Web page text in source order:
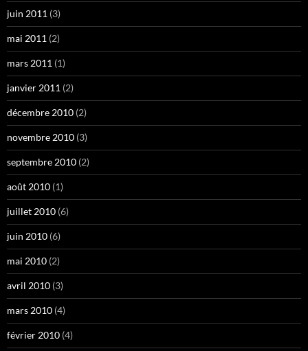
juin 2011 (3)
mai 2011 (2)
mars 2011 (1)
janvier 2011 (2)
décembre 2010 (2)
novembre 2010 (3)
septembre 2010 (2)
août 2010 (1)
juillet 2010 (6)
juin 2010 (6)
mai 2010 (2)
avril 2010 (3)
mars 2010 (4)
février 2010 (4)